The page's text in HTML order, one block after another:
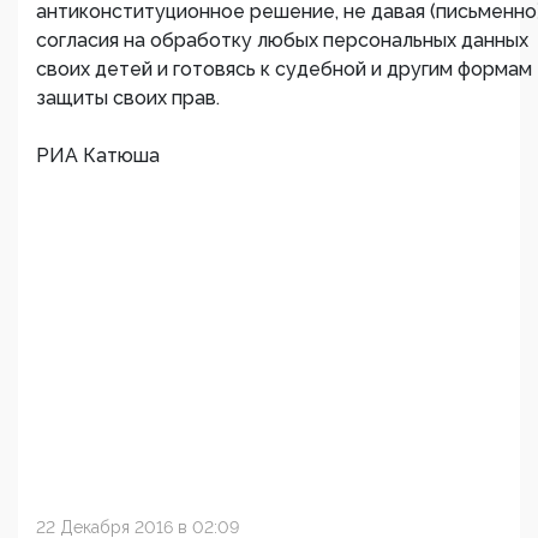
антиконституционное решение, не давая
согласия на обработку любых персональных данных
своих детей и готовясь к судебной и другим формам
защиты своих прав.
РИА Катюша
22 Декабря 2016 в 02:09